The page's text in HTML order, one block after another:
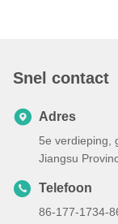
Snel contact
Adres
5e verdieping,
Jiangsu
Telefoon
86-177-1734-